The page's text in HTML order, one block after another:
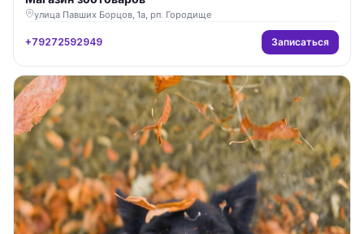
улица Павших Борцов, 1а, рп. Городище
+79272592949 Записаться